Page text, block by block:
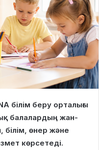
білім беру орталығы
балалардың жан-
өнер және
көрсетеді.